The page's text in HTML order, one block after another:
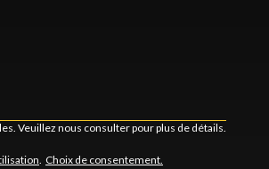
Veuillez nous consulter pour plus de détails.
. Choix de consentement.